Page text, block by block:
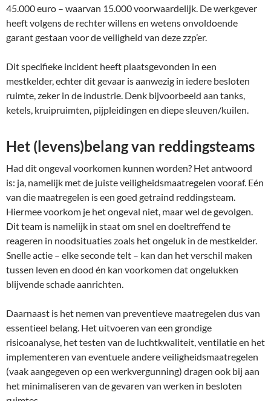
45.000 euro – waarvan 15.000 voorwaardelijk. De werkgever
heeft volgens de rechter willens en wetens onvoldoende
garant gestaan voor de veiligheid van deze zzp’er.
Dit specifieke incident heeft plaatsgevonden in een
mestkelder, echter dit gevaar is aanwezig in iedere besloten
ruimte, zeker in de industrie. Denk bijvoorbeeld aan tanks,
ketels, kruipruimten, pijpleidingen en diepe sleuven/kuilen.
Het (levens)belang van reddingsteams
Had dit ongeval voorkomen kunnen worden? Het antwoord
is: ja, namelijk met de juiste veiligheidsmaatregelen vooraf. Eén
van die maatregelen is een goed getraind reddingsteam.
Hiermee voorkom je het ongeval niet, maar wel de gevolgen.
Dit team is namelijk in staat om snel en doeltreffend te
reageren in noodsituaties zoals het ongeluk in de mestkelder.
Snelle actie – elke seconde telt – kan dan het verschil maken
tussen leven en dood én kan voorkomen dat ongelukken
blijvende schade aanrichten.
Daarnaast is het nemen van preventieve maatregelen dus van
essentieel belang. Het uitvoeren van een grondige
risicoanalyse, het testen van de luchtkwaliteit, ventilatie en het
implementeren van eventuele andere veiligheidsmaatregelen
(vaak aangegeven op een werkvergunning) dragen ook bij aan
het minimaliseren van de gevaren van werken in besloten